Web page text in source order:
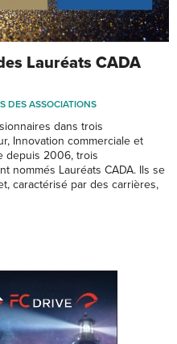
Lauréats CADA
DES ASSOCIATIONS
dans trois
Innovation commerciale et
depuis 2006, trois
nommés Lauréats CADA. Ils se
caractérisé par des carrières,